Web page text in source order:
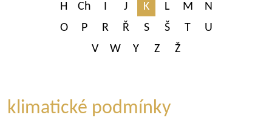
H
Ch I J K L M
N
O
P R Ř S Š T
U
V
W Y Z Ž
klimatické podmínky